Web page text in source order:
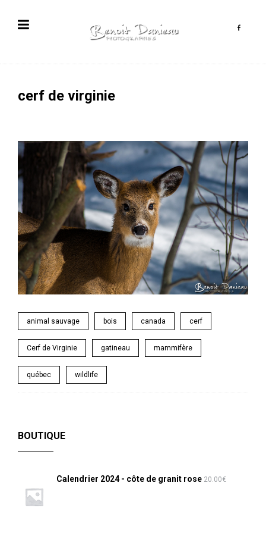
cerf de virginie
animal sauvage bois canada cerf
Cerf de Virginie gatineau mammifère
québec wildlife
BOUTIQUE
Calendrier 2024 - côte de granit rose 20.00€